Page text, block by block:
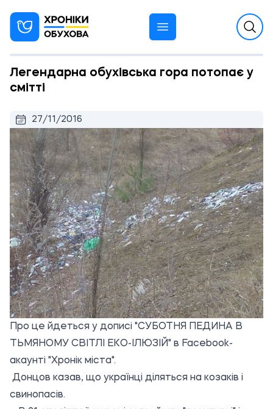
Легендарна обухівська гора потопає у
смітті
27/11/2016
Про це йдеться у дописі "СУБОТНЯ ПЕДИНА В
ТЬМЯНОМУ СВІТЛІ ЕКО-ІЛЮЗІЙ" в Facebook-
акаунті "Хронік міста".
Донцов казав, що українці діляться на козаків і
свинопасів.